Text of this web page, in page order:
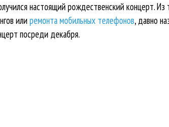
настоящий рождественский концерт. Из
илиремонта мобильных телефонов, давно
посреди декабря.